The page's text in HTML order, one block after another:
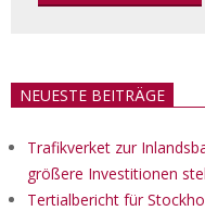
NEUESTE BEITRÄGE
Trafikverket zur
größere Investitionen
Tertialbericht für